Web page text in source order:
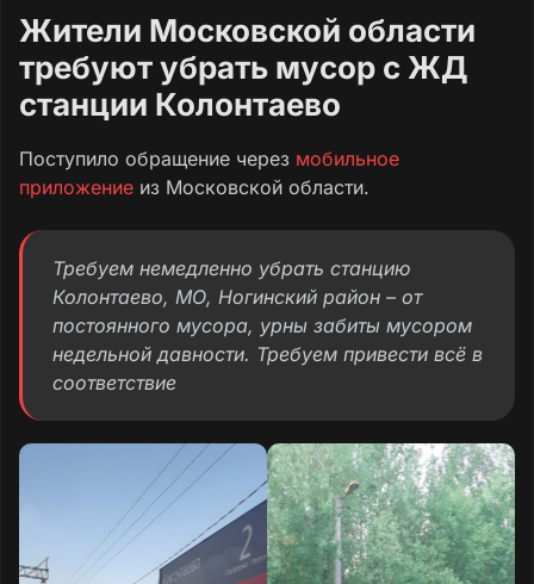
Жители Московской области
требуют убрать мусор с ЖД
станции Колонтаево
Поступило обращение через мобильное
приложение из Московской области.
Требуем немедленно убрать станцию
Колонтаево, МО, Ногинский район – от
постоянного мусора, урны забиты мусором
недельной давности. Требуем привести всё в
соответствие